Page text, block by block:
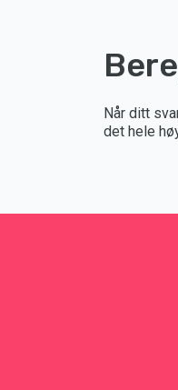
Når ditt
det hele